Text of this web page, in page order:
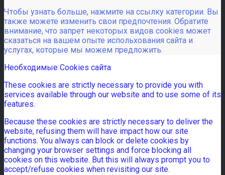
Чтобы узнать больше, нажмите на ссылку категории. Вы
также можете изменить свои предпочтения. Обратите
внимание, что запрет некоторых видов cookies может
сказаться на вашем опыте испольхования сайта и
услугах, которые мы можем предложить.
Необходимые Cookies сайта
These cookies are strictly necessary to provide you with
services available through our website and to use some of its
features.
Because these cookies are strictly necessary to deliver the
website, refusing them will have impact how our site
functions. You always can block or delete cookies by
changing your browser settings and force blocking all
cookies on this website. But this will always prompt you to
accept/refuse cookies when revisiting our site.